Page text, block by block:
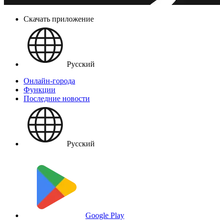
Скачать приложение
Русский
Онлайн-города
Функции
Последние новости
Русский
Google Play